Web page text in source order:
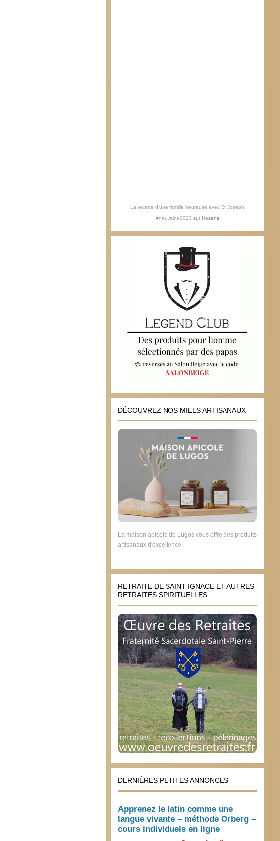
La recette d'une famille heureuse avec St Joseph
#neuvaine2023 sur Hozana
DÉCOUVREZ NOS MIELS ARTISANAUX
La maison apicole de Lugos vous offre des produits
artisanaux d'excellence.
RETRAITE DE SAINT IGNACE ET AUTRES
RETRAITES SPIRITUELLES
DERNIÈRES PETITES ANNONCES
Apprenez le latin comme une
langue vivante – méthode Orberg –
cours individuels en ligne